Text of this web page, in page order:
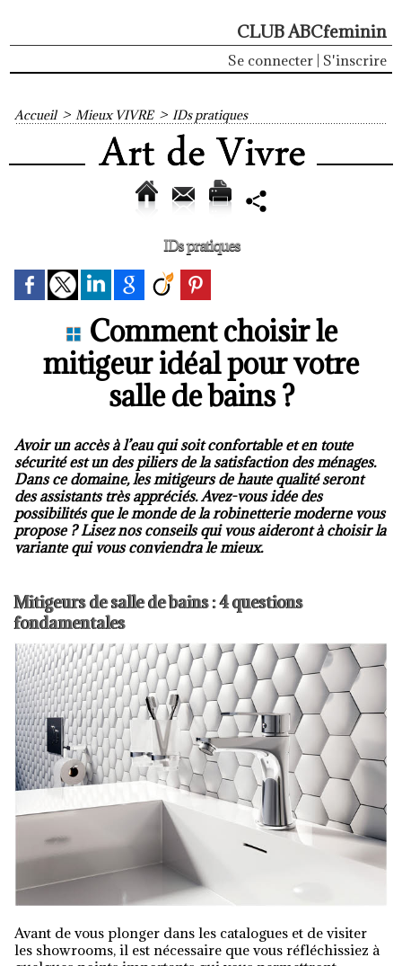
CLUB ABCfeminin
Se connecter S'inscrire
Accueil > Mieux VIVRE > IDs pratiques
IDs pratiques
Comment choisir le
mitigeur idéal pour votre
salle de bains ?
Avoir un accès à l’eau qui soit confortable et en toute
sécurité est un des piliers de la satisfaction des ménages.
Dans ce domaine, les mitigeurs de haute qualité seront
des assistants très appréciés. Avez-vous idée des
possibilités que le monde de la robinetterie moderne vous
propose ? Lisez nos conseils qui vous aideront à choisir la
variante qui vous conviendra le mieux.
Mitigeurs de salle de bains : 4 questions
fondamentales
Avant de vous plonger dans les catalogues et de visiter
les showrooms, il est nécessaire que vous réfléchissiez à